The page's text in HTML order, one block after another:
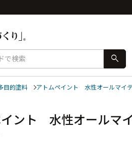
search
目的塗料 アトムペイント 水性オールマイ
イント 水性オール